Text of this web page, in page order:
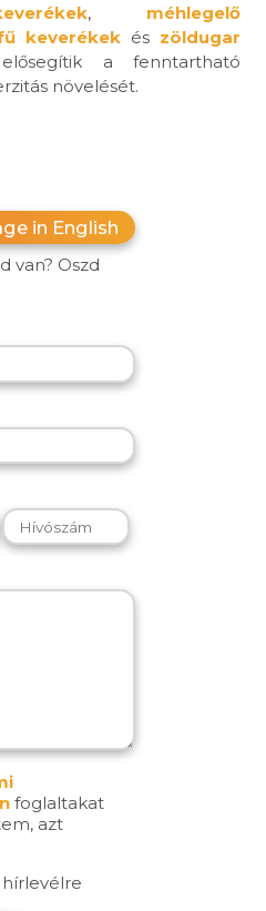
, méhlegelő
keverékek és zöldugar
a fenntartható
növelését.
in English
van? Oszd
foglaltakat
azt